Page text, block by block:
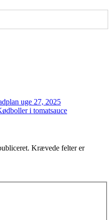
uge 27, 2025
Krævede felter er